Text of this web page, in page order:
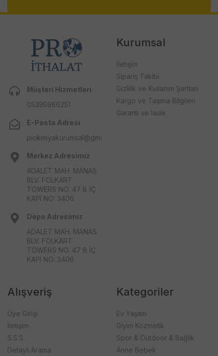
Müşteri Hizmetleri
05395986251
E-Posta Adresi
piokimyakurumsal@gmail.com
Merkez Adresimiz
ADALET MAH. MANAS
BLV. FOLKART
TOWERS NO: 47 B İÇ
KAPI NO: 3406
Depo Adresimiz
ADALET MAH. MANAS
BLV. FOLKART
TOWERS NO: 47 B İÇ
KAPI NO: 3406
Kurumsal
İletişim
Sipariş Takibi
Gizlilik ve Kullanım Şartları
Kargo ve Taşıma Bilgileri
Garanti ve İade
Alışveriş
Üye Girişi
İletişim
S.S.S.
Detaylı Arama
Kategoriler
Ev Yaşam
Giyim Kozmetik
Spor & Outdoor & Sağlık
Anne Bebek